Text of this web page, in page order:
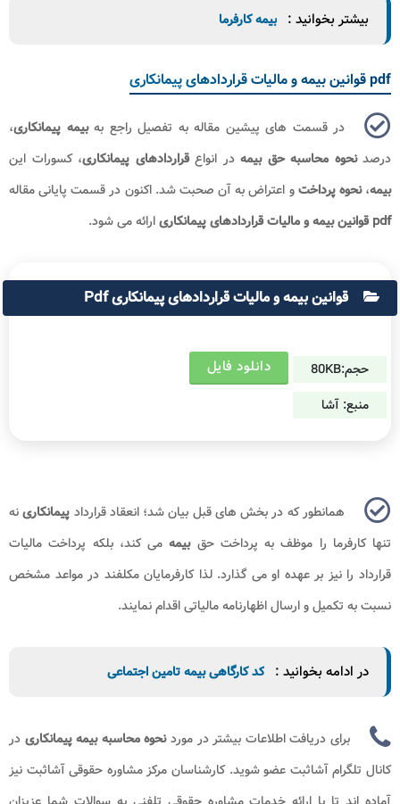
بیشتر بخوانید : بیمه کارفرما
pdf قوانین بیمه و مالیات قراردادهای پیمانکاری
در قسمت های پیشین مقاله به تفصیل راجع به بیمه پیمانکاری،
درصدنحوه محاسبه حق بیمهدر انواعقراردادهای پیمانکاری، کسورات این
بیمه،نحوه پرداختو اعتراض به آن صحبت شد. اکنون در قسمت پایانی مقاله
pdf قوانین بیمه و مالیات قراردادهای پیمانکاری
ارائه می شود.
قوانین بیمه و مالیات قراردادهای پیمانکاری Pdf
حجم:80KB
منبع: آشا
دانلود فایل
همانطور که در بخش های قبل بیان شد؛ انعقاد قرارداد پیمانکارینه
تنها کارفرما را موظف به پرداخت حقبیمه می کند، بلکه پرداخت مالیات
قرارداد را نیز بر عهده او می گذارد. لذا کارفرمایان مکلفند در مواعد مشخص
نسبت به تکمیل و ارسال اظهارنامه مالیاتی اقدام نمایند.
در ادامه بخوانید : کد کارگاهی بیمه تامین اجتماعی
برای دریافت اطلاعات بیشتر در موردنحوه محاسبه بیمه پیمانکاری در
کانال تلگرام آشاثبت عضو شوید. کارشناسان مرکز مشاوره حقوقی آشاثبت نیز